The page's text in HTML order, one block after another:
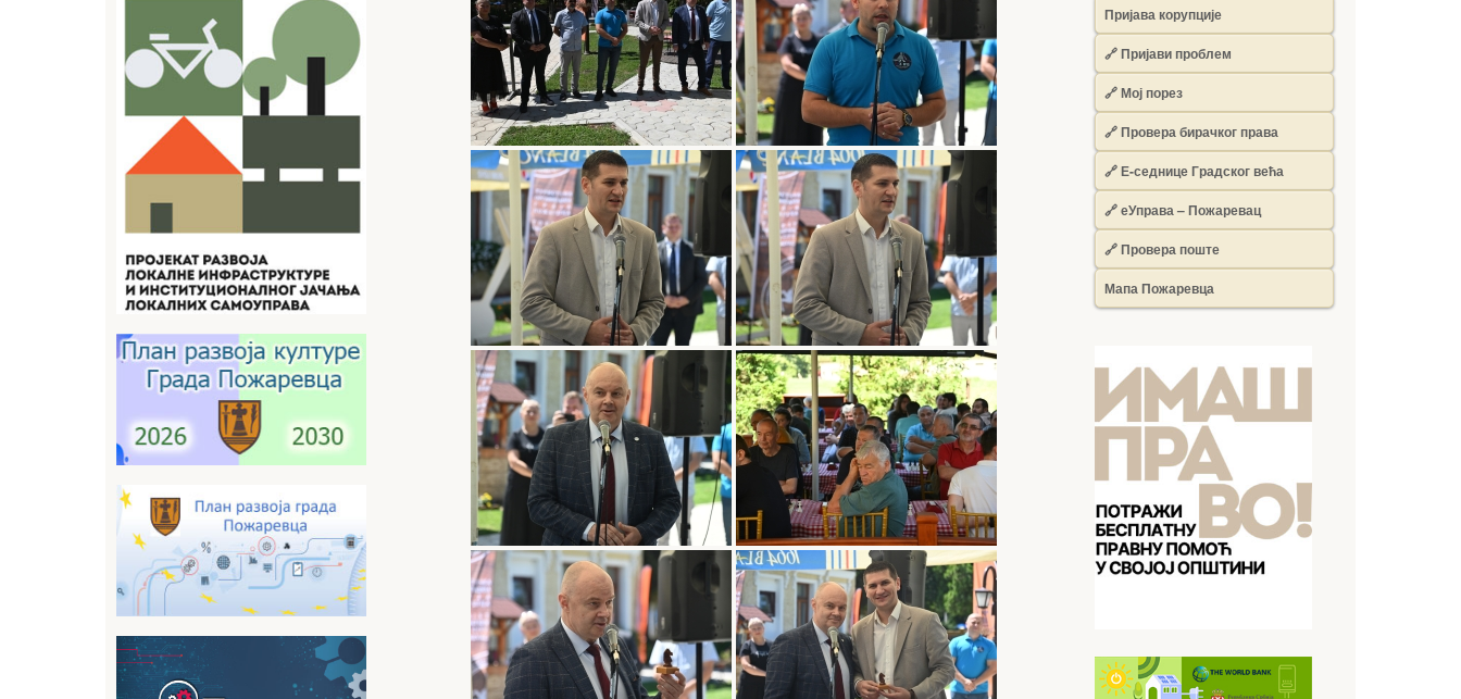
Пријава корупције
🔗 Пријави проблем
🔗 Мој порез
🔗 Провера бирачког права
🔗 Е-седнице Градског већа
🔗 еУправа – Пожаревац
🔗 Провера поште
Мапа Пожаревца